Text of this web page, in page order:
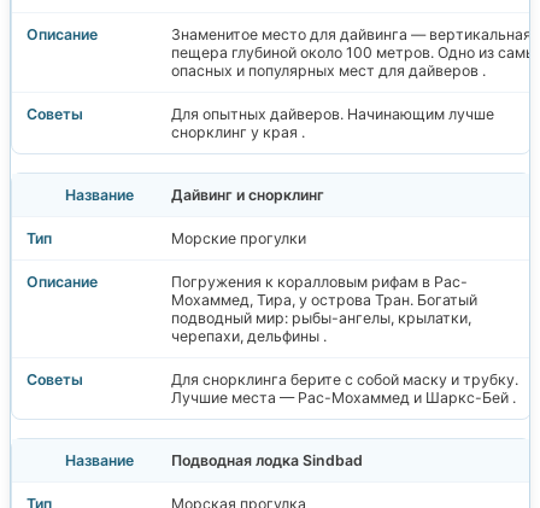
Знаменитое место для дайвинга — вертикальная
пещера глубиной около 100 метров. Одно из
опасных и популярных мест для дайверов .
Для опытных дайверов. Начинающим лучше
снорклинг у края .
Дайвинг и снорклинг
Морские прогулки
Погружения к коралловым рифам в Рас-
Мохаммед, Тира, у острова Тран. Богатый
подводный мир: рыбы-ангелы, крылатки,
черепахи, дельфины .
Для снорклинга берите с собой маску и трубку.
Лучшие места — Рас-Мохаммед и Шаркс-Бей .
Подводная лодка Sindbad
Морская прогулка